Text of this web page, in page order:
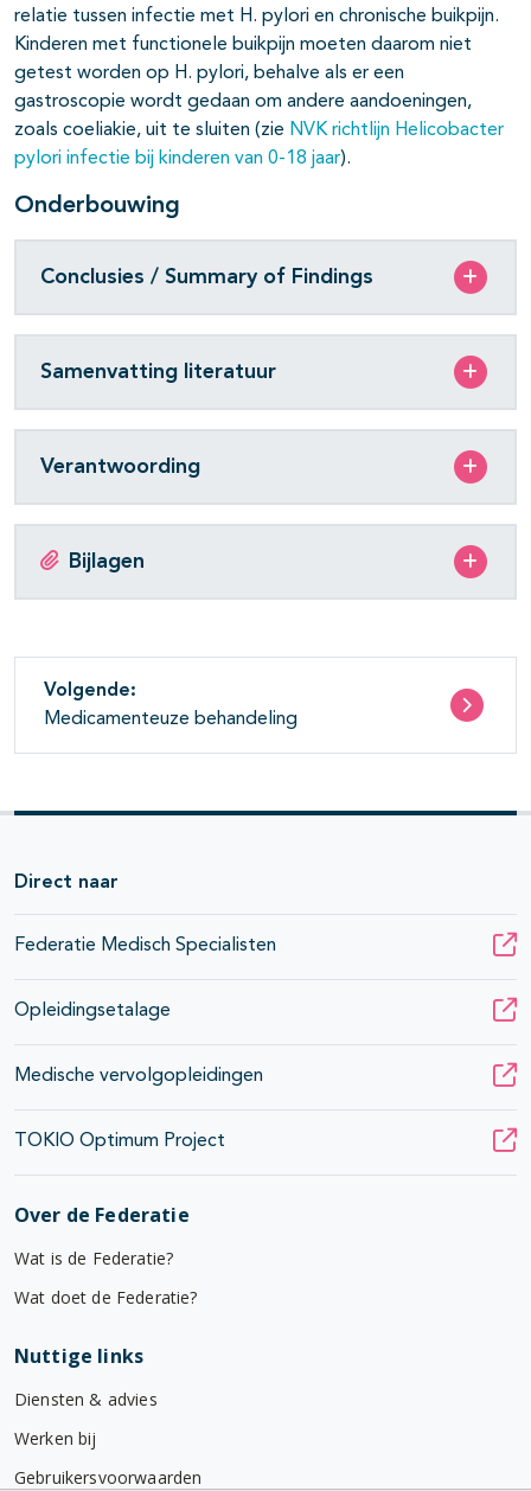
relatie tussen infectie met H. pylori en chronische buikpijn.
Kinderen met functionele buikpijn moeten daarom niet
getest worden op H. pylori, behalve als er een
gastroscopie wordt gedaan om andere aandoeningen,
zoals coeliakie, uit te sluiten (zie NVK richtlijn Helicobacter
pylori infectie bij kinderen van 0-18 jaar).
Onderbouwing
Conclusies / Summary of Findings
Samenvatting literatuur
Verantwoording
Bijlagen
Volgende:
Medicamenteuze behandeling
Direct naar
Federatie Medisch Specialisten
Opleidingsetalage
Medische vervolgopleidingen
TOKIO Optimum Project
Over de Federatie
Wat is de Federatie?
Wat doet de Federatie?
Nuttige links
Diensten & advies
Werken bij
Gebruikersvoorwaarden